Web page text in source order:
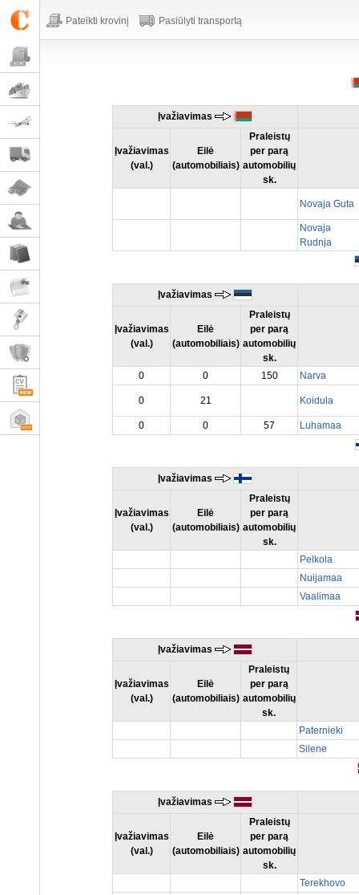
Pateikti krovinį Pasiūlyti transportą
Įvažiavimas
Įvažiavimas
(val.)
Eilė
(automobiliais)
Praleistų
per parą
automobilių
sk.
Novaja Guta
Novaja
Rudnja
Įvažiavimas
Įvažiavimas
(val.)
Eilė
(automobiliais)
Praleistų
per parą
automobilių
sk.
0
0 150 Narva
0 21 Koidula
0 0 57 Luhamaa
Įvažiavimas
Įvažiavimas
(val.)
Eilė
(automobiliais)
Praleistų
per parą
automobilių
sk.
Pelkola
Nuijamaa
Vaalimaa
Įvažiavimas
Įvažiavimas
(val.)
Eilė
(automobiliais)
Praleistų
per parą
automobilių
sk.
Paternieki
Silene
Įvažiavimas
Įvažiavimas
(val.)
Eilė
(automobiliais)
Praleistų
per parą
automobilių
sk.
Terekhovo